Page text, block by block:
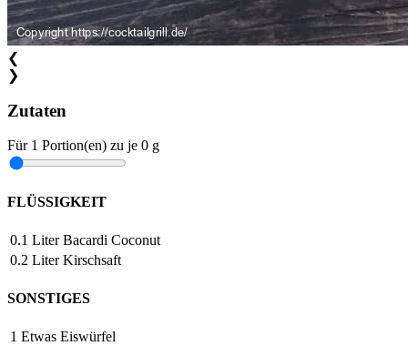
❮
❯
Zutaten
Für 1 Portion(en) zu je 0 g
FLÜSSIGKEIT
0.1 LiterBacardi Coconut
0.2 LiterKirschsaft
SONSTIGES
1 Etwas Eiswürfel